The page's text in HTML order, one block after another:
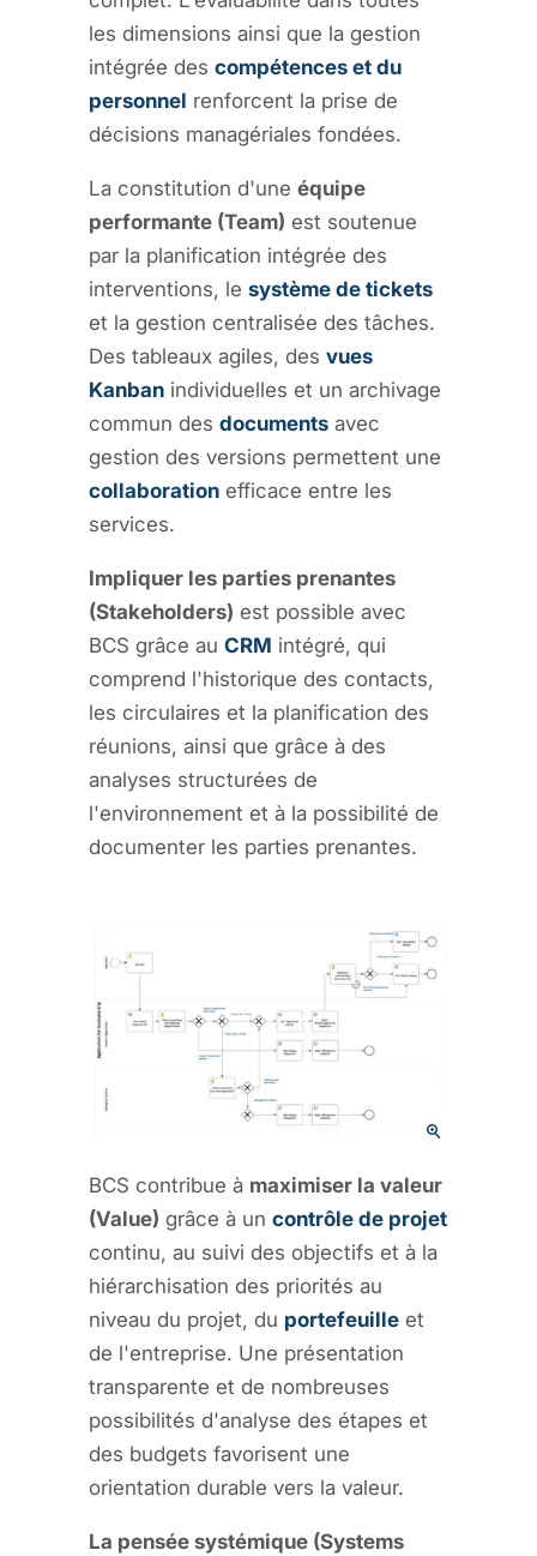
les dimensions ainsi que la gestion
intégrée des compétences et du
personnel renforcent la prise de
décisions managériales fondées.
La constitution d'une équipe
performante (Team) est soutenue
par la planification intégrée des
interventions, le système de tickets
et la gestion centralisée des tâches.
Des tableaux agiles, des vues
Kanban individuelles et un archivage
commun des documents avec
gestion des versions permettent une
collaboration efficace entre les
services.
Impliquer les parties prenantes
(Stakeholders) est possible avec
BCS grâce au CRM intégré, qui
comprend l'historique des contacts,
les circulaires et la planification des
réunions, ainsi que grâce à des
analyses structurées de
l'environnement et à la possibilité de
documenter les parties prenantes.
BCS contribue à maximiser la valeur
(Value) grâce à un contrôle de projet
continu, au suivi des objectifs et à la
hiérarchisation des priorités au
niveau du projet, du portefeuille et
de l'entreprise. Une présentation
transparente et de nombreuses
possibilités d'analyse des étapes et
des budgets favorisent une
orientation durable vers la valeur.
La pensée systémique (Systems